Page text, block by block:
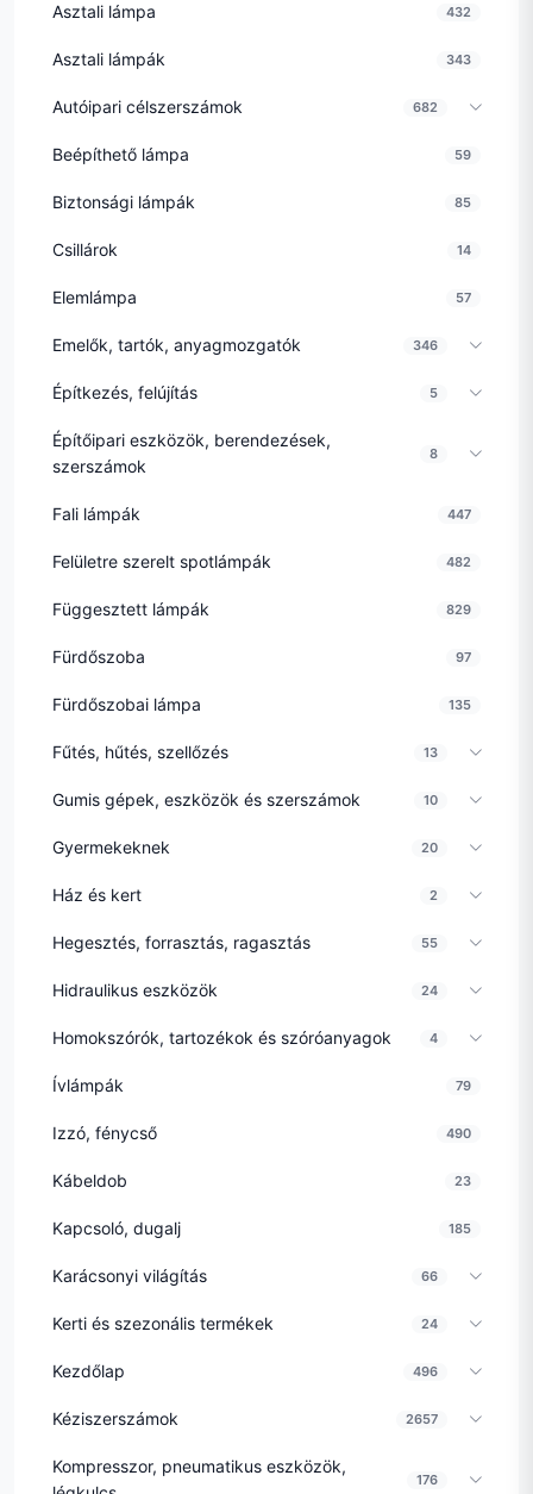
Asztali lámpa 432
Asztali lámpák 343
Autóipari célszerszámok 682
Beépíthető lámpa 59
Biztonsági lámpák 85
Csillárok 14
Elemlámpa 57
Emelők, tartók, anyagmozgatók 346
Építkezés, felújítás 5
Építőipari eszközök, berendezések,
szerszámok
8
Fali lámpák 447
Felületre szerelt spotlámpák 482
Függesztett lámpák 829
Fürdőszoba 97
Fürdőszobai lámpa 135
Fűtés, hűtés, szellőzés 13
Gumis gépek, eszközök és szerszámok 10
Gyermekeknek 20
Ház és kert 2
Hegesztés, forrasztás, ragasztás 55
Hidraulikus eszközök 24
Homokszórók, tartozékok és szóróanyagok 4
Ívlámpák 79
Izzó, fénycső 490
Kábeldob 23
Kapcsoló, dugalj 185
Karácsonyi világítás 66
Kerti és szezonális termékek 24
Kezdőlap 496
Kéziszerszámok 2657
Kompresszor, pneumatikus eszközök,
176